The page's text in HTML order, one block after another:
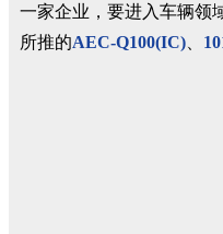
一家企业，要进入车辆领
所推的AEC-Q100(IC)